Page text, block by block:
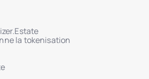
la tokenisation